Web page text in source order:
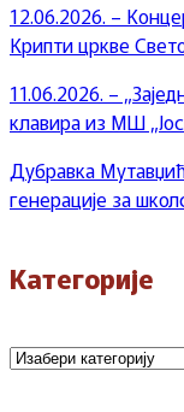
12.06.2026. –
Крипти цркве
11.06.2026. –
клавира из МШ
Дубравка
генерације за
Категорије
Категорије